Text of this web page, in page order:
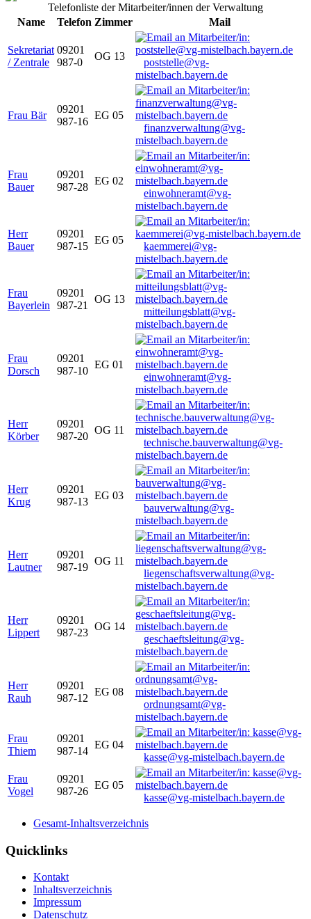
Telefonliste der Mitarbeiter/innen der Verwaltung
Name
Telefon Zimmer Mail
Sekretariat
/ Zentrale
09201
987-0
OG 13
poststelle@vg-
mistelbach.bayern.de
Frau Bär
09201
987-16
EG 05
finanzverwaltung@vg-
mistelbach.bayern.de
Frau
Bauer
09201
987-28
EG 02
einwohneramt@vg-
mistelbach.bayern.de
Herr
Bauer
09201
987-15
EG 05
kaemmerei@vg-
mistelbach.bayern.de
Frau
Bayerlein
09201
987-21
OG 13
mitteilungsblatt@vg-
mistelbach.bayern.de
Frau
Dorsch
09201
987-10
EG 01
einwohneramt@vg-
mistelbach.bayern.de
Herr
Körber
09201
987-20
OG 11
technische.bauverwaltung@vg-
mistelbach.bayern.de
Herr
Krug
09201
987-13
EG 03
bauverwaltung@vg-
mistelbach.bayern.de
Herr
Lautner
09201
987-19
OG 11
liegenschaftsverwaltung@vg-
mistelbach.bayern.de
Herr
Lippert
09201
987-23
OG 14
geschaeftsleitung@vg-
mistelbach.bayern.de
Herr
Rauh
09201
987-12
EG 08
ordnungsamt@vg-
mistelbach.bayern.de
Frau
Thiem
09201
987-14
EG 04
kasse@vg-mistelbach.bayern.de
Frau
Vogel
09201
987-26
EG 05
kasse@vg-mistelbach.bayern.de
Gesamt-Inhaltsverzeichnis
Quicklinks
Kontakt
Inhaltsverzeichnis
Impressum
Datenschutz